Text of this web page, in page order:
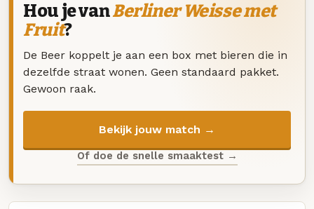
Hou je vanBerliner Weisse met
Fruit?
De Beer koppelt je aan een box met bieren die in
dezelfde straat wonen. Geen standaard pakket.
Gewoon raak.
Bekijk jouw match →
Of doe de snelle smaaktest →